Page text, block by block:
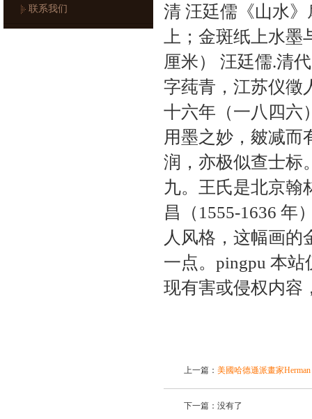
联系我们
清 汪廷儒《山水
上；金斑纸上水
厘米） 汪廷儒.清
字莼青，江苏仪徵
十六年（一八四六
用墨之妙，皴减而
润，亦极似查士标
九。王氏是北京翰
昌（1555-1636 年
人风格，这幅画
一点。pingpu 本
现有害或侵权内容
上一篇： 美國哈德遜派畫家
下一篇：没有了